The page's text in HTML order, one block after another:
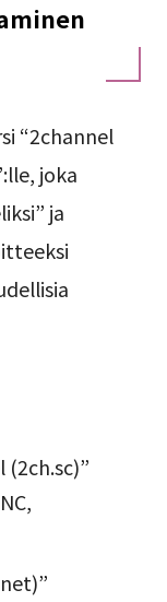
“2channel
joka
ja
(2ch.sc)”